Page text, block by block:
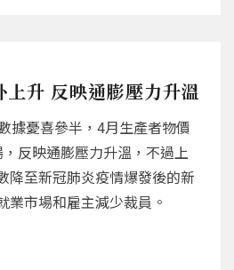
升 反映通膨壓力升溫
據憂喜參半，4月生產者物價
反映通膨壓力升溫，不過上
降至新冠肺炎疫情爆發後的新
業市場和雇主減少裁員。